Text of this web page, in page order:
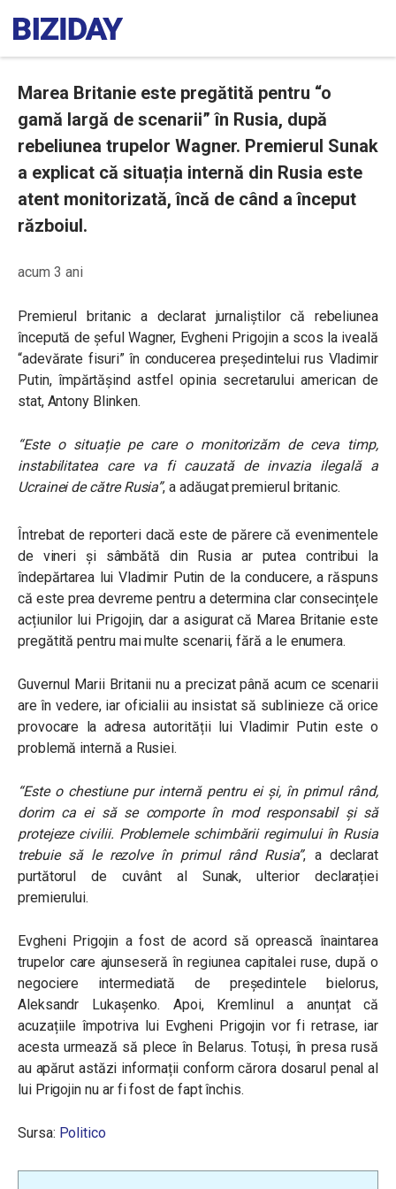
Marea Britanie este pregătită pentru “o
gamă largă de scenarii” în Rusia, după
rebeliunea trupelor Wagner. Premierul Sunak
a explicat că situația internă din Rusia este
atent monitorizată, încă de când a început
războiul.
acum 3 ani
Premierul britanic a declarat jurnaliștilor că rebeliunea
începută de șeful Wagner, Evgheni Prigojin a scos la iveală
“adevărate fisuri” în conducerea președintelui rus Vladimir
Putin, împărtășind astfel opinia secretarului american de
stat, Antony Blinken.
“Este o situație pe care o monitorizăm de ceva timp,
instabilitatea care va fi cauzată de invazia ilegală a
Ucrainei de către Rusia”, a adăugat premierul britanic.
Întrebat de reporteri dacă este de părere că evenimentele
de vineri și sâmbătă din Rusia ar putea contribui la
îndepărtarea lui Vladimir Putin de la conducere, a răspuns
că este prea devreme pentru a determina clar consecințele
acțiunilor lui Prigojin, dar a asigurat că Marea Britanie este
pregătită pentru mai multe scenarii, fără a le enumera.
Guvernul Marii Britanii nu a precizat până acum ce scenarii
are în vedere, iar oficialii au insistat să sublinieze că orice
provocare la adresa autorității lui Vladimir Putin este o
problemă internă a Rusiei.
“Este o chestiune pur internă pentru ei și, în primul rând,
dorim ca ei să se comporte în mod responsabil și să
protejeze civilii. Problemele schimbării regimului în Rusia
trebuie să le rezolve în primul rând Rusia”, a declarat
purtătorul de cuvânt al Sunak, ulterior declarației
premierului.
Evgheni Prigojin a fost de acord să oprească înaintarea
trupelor care ajunseseră în regiunea capitalei ruse, după o
negociere intermediată de președintele bielorus,
Aleksandr Lukașenko. Apoi, Kremlinul a anunțat că
acuzațiile împotriva lui Evgheni Prigojin vor fi retrase, iar
acesta urmează să plece în Belarus. Totuși, în presa rusă
au apărut astăzi informații conform cărora dosarul penal al
lui Prigojin nu ar fi fost de fapt închis.
Sursa: Politico